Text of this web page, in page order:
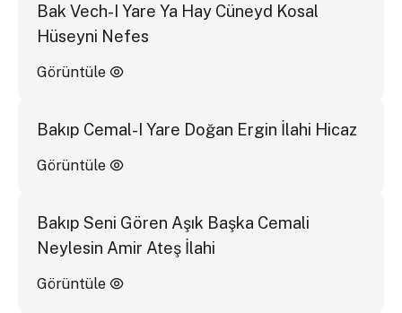
Bak Vech-I Yare Ya Hay Cüneyd Kosal
Hüseyni Nefes
Görüntüle
Bakıp Cemal-I Yare Doğan Ergin İlahi Hicaz
Görüntüle
Bakıp Seni Gören Aşık Başka Cemali
Neylesin Amir Ateş İlahi
Görüntüle